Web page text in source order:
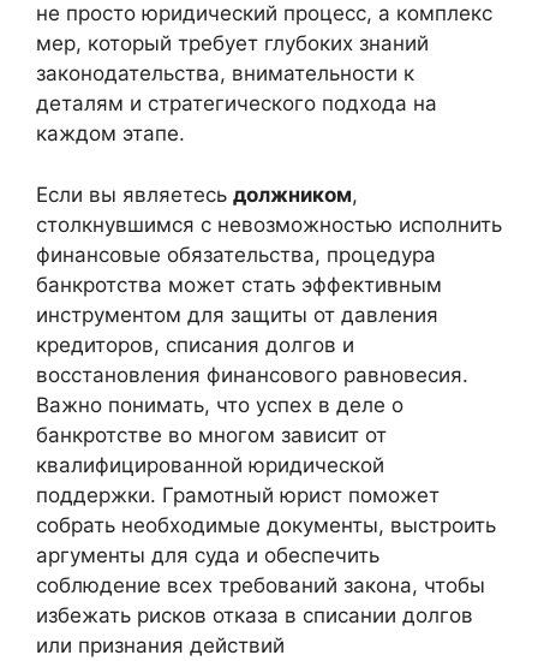
не просто юридический процесс, а комплекс
мер, который требует глубоких знаний
законодательства, внимательности к
деталям и стратегического подхода на
каждом этапе.
Если вы являетесь должником,
столкнувшимся с невозможностью исполнить
финансовые обязательства, процедура
банкротства может стать эффективным
инструментом для защиты от давления
кредиторов, списания долгов и
восстановления финансового равновесия.
Важно понимать, что успех в деле о
банкротстве во многом зависит от
квалифицированной юридической
поддержки. Грамотный юрист поможет
собрать необходимые документы, выстроить
аргументы для суда и обеспечить
соблюдение всех требований закона, чтобы
избежать рисков отказа в списании долгов
или признания действий